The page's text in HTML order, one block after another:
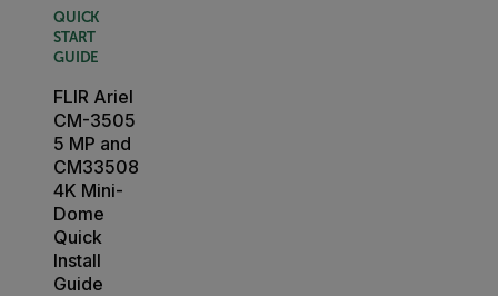
QUICK
START
GUIDE
FLIR Ariel
CM-3505
5 MP and
CM33508
4K Mini-
Dome
Quick
Install
Guide